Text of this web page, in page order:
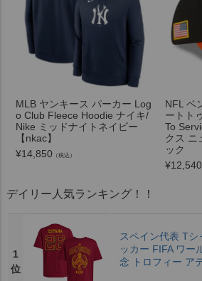
MLB ヤンキース パーカー Log
o Club Fleece Hoodie ナイキ/
Nike ミッドナイトネイビー
【nkac】
¥14,850 （税込）
NFL ベ
ートト
To
クス ニ
ック
¥12,540
デイリー人気ランキング！！
1
位
スペイン代表 T
ッカー FIFA ワー
念 トロフィー ア